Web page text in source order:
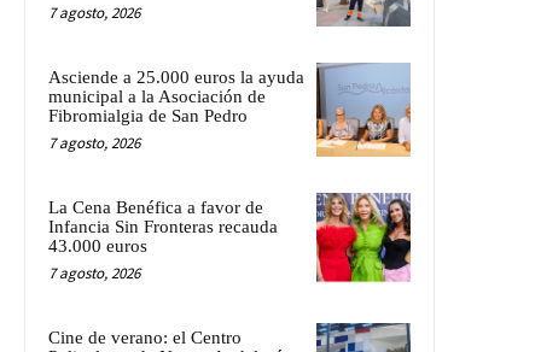
7 agosto, 2026
Asciende a 25.000 euros la ayuda
municipal a la Asociación de
Fibromialgia de San Pedro
7 agosto, 2026
La Cena Benéfica a favor de
Infancia Sin Fronteras recauda
43.000 euros
7 agosto, 2026
Cine de verano: el Centro